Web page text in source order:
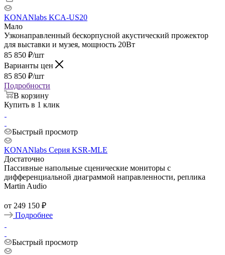
KONANlabs KCA-US20
Мало
Узконаправленный бескорпусной акустический прожектор
для выставки и музея, мощность 20Вт
85 850 ₽/шт
Варианты цен
85 850 ₽/шт
Подробности
В корзину
Купить в 1 клик
Быстрый просмотр
KONANlabs Серия KSR-MLE
Достаточно
Пассивные напольные сценические мониторы с
дифференциальной диаграммой направленности, реплика
Martin Audio
от 249 150 ₽
Подробнее
Быстрый просмотр